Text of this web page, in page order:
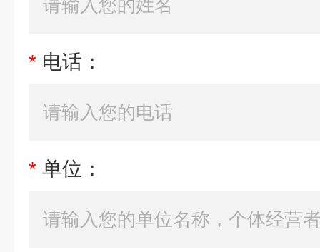
* 电话：
* 单位：